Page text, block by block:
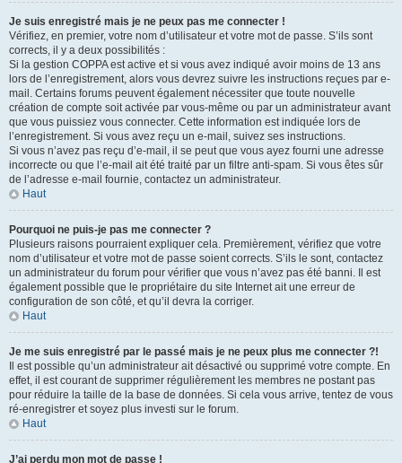
Je suis enregistré mais je ne peux pas me connecter !
Vérifiez, en premier, votre nom d’utilisateur et votre mot de passe. S’ils sont
corrects, il y a deux possibilités :
Si la gestion COPPA est active et si vous avez indiqué avoir moins de 13 ans
lors de l’enregistrement, alors vous devrez suivre les instructions reçues par e-
mail. Certains forums peuvent également nécessiter que toute nouvelle
création de compte soit activée par vous-même ou par un administrateur avant
que vous puissiez vous connecter. Cette information est indiquée lors de
l’enregistrement. Si vous avez reçu un e-mail, suivez ses instructions.
Si vous n’avez pas reçu d’e-mail, il se peut que vous ayez fourni une adresse
incorrecte ou que l’e-mail ait été traité par un filtre anti-spam. Si vous êtes sûr
de l’adresse e-mail fournie, contactez un administrateur.
Haut
Pourquoi ne puis-je pas me connecter ?
Plusieurs raisons pourraient expliquer cela. Premièrement, vérifiez que votre
nom d’utilisateur et votre mot de passe soient corrects. S’ils le sont, contactez
un administrateur du forum pour vérifier que vous n’avez pas été banni. Il est
également possible que le propriétaire du site Internet ait une erreur de
configuration de son côté, et qu’il devra la corriger.
Haut
Je me suis enregistré par le passé mais je ne peux plus me connecter ?!
Il est possible qu’un administrateur ait désactivé ou supprimé votre compte. En
effet, il est courant de supprimer régulièrement les membres ne postant pas
pour réduire la taille de la base de données. Si cela vous arrive, tentez de vous
ré-enregistrer et soyez plus investi sur le forum.
Haut
J’ai perdu mon mot de passe !